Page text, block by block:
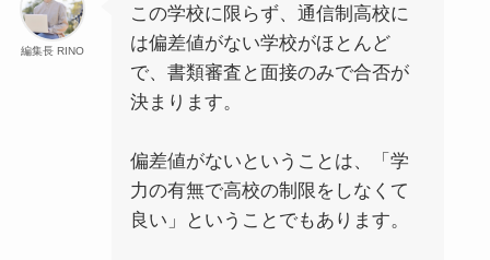
編集長 RINO
この学校に限らず、通信制高校に
は偏差値がない学校がほとんど
で、書類審査と面接のみで合否が
決まります。
偏差値がないということは、「学
力の有無で高校の制限をしなくて
良い」ということでもあります。